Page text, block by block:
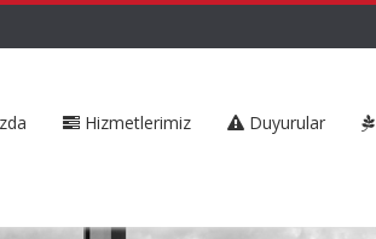
Hizmetlerimiz Duyurular